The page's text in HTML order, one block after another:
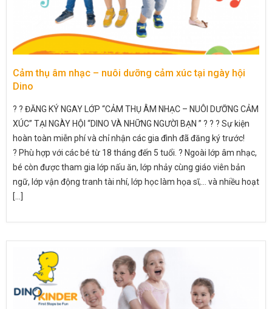
Cảm thụ âm nhạc – nuôi dưỡng cảm xúc tại ngày hội
Dino
? ? ĐĂNG KÝ NGAY LỚP “CẢM THỤ ÂM NHẠC – NUÔI DƯỠNG CẢM
XÚC” TẠI NGÀY HỘI “DINO VÀ NHỮNG NGƯỜI BẠN ” ? ? ? Sự kiện
hoàn toàn miễn phí và chỉ nhận các gia đình đã đăng ký trước!
? Phù hợp với các bé từ 18 tháng đến 5 tuổi. ? Ngoài lớp âm nhạc,
bé còn được tham gia lớp nấu ăn, lớp nhảy cùng giáo viên bản
ngữ, lớp vận động tranh tài nhí, lớp học làm họa sĩ,… và nhiều hoạt
[...]